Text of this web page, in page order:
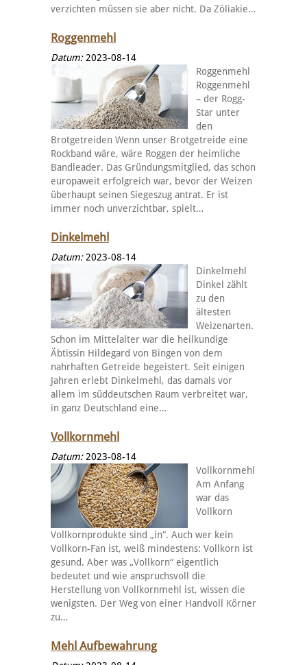
verzichten müssen sie aber nicht. Da Zöliakie…
Roggenmehl
Datum:2023-08-14
Roggenmehl
Roggenmehl
– der Rogg-
Star unter
den
Brotgetreiden Wenn unser Brotgetreide eine
Rockband wäre, wäre Roggen der heimliche
Bandleader. Das Gründungsmitglied, das schon
europaweit erfolgreich war, bevor der Weizen
überhaupt seinen Siegeszug antrat. Er ist
immer noch unverzichtbar, spielt…
Dinkelmehl
Datum:2023-08-14
Dinkelmehl
Dinkel zählt
zu den
ältesten
Weizenarten.
Schon im Mittelalter war die heilkundige
Äbtissin Hildegard von Bingen von dem
nahrhaften Getreide begeistert. Seit einigen
Jahren erlebt Dinkelmehl, das damals vor
allem im süddeutschen Raum verbreitet war,
in ganz Deutschland eine…
Vollkornmehl
Datum:2023-08-14
Vollkornmehl
Am Anfang
war das
Vollkorn
Vollkornprodukte sind „in“. Auch wer kein
Vollkorn-Fan ist, weiß mindestens: Vollkorn ist
gesund. Aber was „Vollkorn“ eigentlich
bedeutet und wie anspruchsvoll die
Herstellung von Vollkornmehl ist, wissen die
wenigsten. Der Weg von einer Handvoll Körner
zu…
Mehl Aufbewahrung